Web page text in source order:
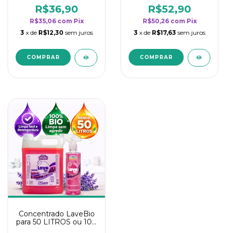
rendimento da
categoria - Lavanda
R$36,90
R$35,06 com Pix
3 x de R$12,30 sem juros
rendimento da
categoria - Lavanda
R$52,90
R$50,26 com Pix
3 x de R$17,63 sem juros
Concentrado LaveBio
para 50 LITROS ou 100